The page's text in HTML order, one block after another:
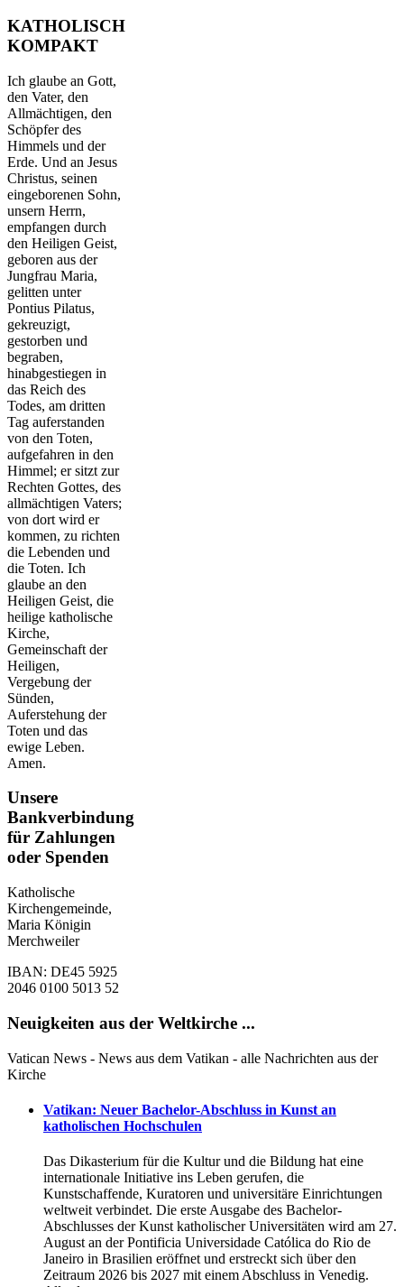
KATHOLISCH
KOMPAKT
Ich glaube an Gott,
den Vater, den
Allmächtigen, den
Schöpfer des
Himmels und der
Erde. Und an Jesus
Christus, seinen
eingeborenen Sohn,
unsern Herrn,
empfangen durch
den Heiligen Geist,
geboren aus der
Jungfrau Maria,
gelitten unter
Pontius Pilatus,
gekreuzigt,
gestorben und
begraben,
hinabgestiegen in
das Reich des
Todes, am dritten
Tag auferstanden
von den Toten,
aufgefahren in den
Himmel; er sitzt zur
Rechten Gottes, des
allmächtigen Vaters;
von dort wird er
kommen, zu richten
die Lebenden und
die Toten. Ich
glaube an den
Heiligen Geist, die
heilige katholische
Kirche,
Gemeinschaft der
Heiligen,
Vergebung der
Sünden,
Auferstehung der
Toten und das
ewige Leben.
Amen.
Unsere
Bankverbindung
für Zahlungen
oder Spenden
Katholische
Kirchengemeinde,
Maria Königin
Merchweiler
IBAN: DE45 5925
2046 0100 5013 52
Neuigkeiten aus der Weltkirche ...
Vatican News - News aus dem Vatikan - alle Nachrichten aus der
Kirche
Vatikan: Neuer Bachelor-Abschluss in Kunst an
katholischen Hochschulen
Das Dikasterium für die Kultur und die Bildung hat eine
internationale Initiative ins Leben gerufen, die
Kunstschaffende, Kuratoren und universitäre Einrichtungen
weltweit verbindet. Die erste Ausgabe des Bachelor-
Abschlusses der Kunst katholischer Universitäten wird am 27.
August an der Pontificia Universidade Católica do Rio de
Janeiro in Brasilien eröffnet und erstreckt sich über den
Zeitraum 2026 bis 2027 mit einem Abschluss in Venedig.